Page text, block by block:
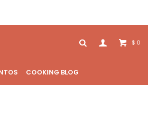
COOKING BLOG
$ 0